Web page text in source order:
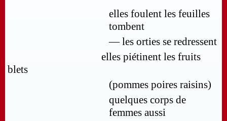
elles foulent les feuilles
tombent
— les orties se redressent
elles piétinent les fruits
blets
(pommes poires raisins)
quelques corps de
femmes aussi